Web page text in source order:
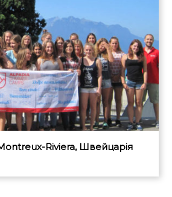
Montreux-Riviera, Швейцарія